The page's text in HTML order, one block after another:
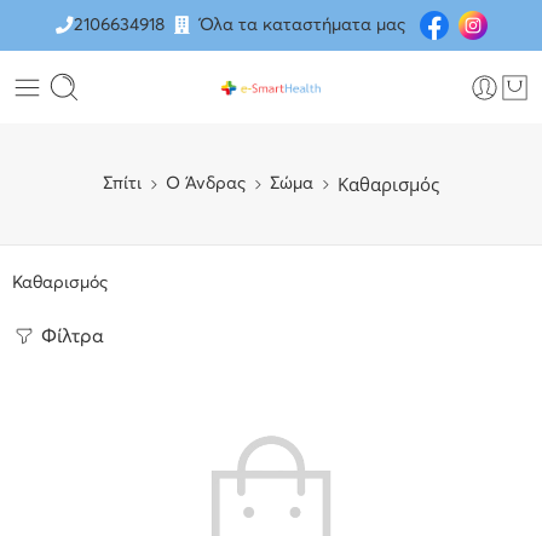
2106634918 Όλα τα καταστήματα μας
Σπίτι O Άνδρας Σώμα Καθαρισμός
Καθαρισμός
Φίλτρα